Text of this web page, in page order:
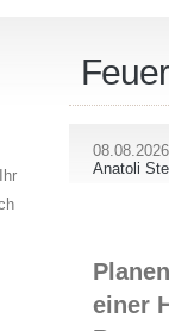
Anatoli
einer